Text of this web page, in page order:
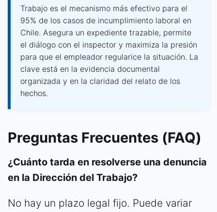
Trabajo es el mecanismo más efectivo para el
95% de los casos de incumplimiento laboral en
Chile. Asegura un expediente trazable, permite
el diálogo con el inspector y maximiza la presión
para que el empleador regularice la situación. La
clave está en la evidencia documental
organizada y en la claridad del relato de los
hechos.
Preguntas Frecuentes (FAQ)
¿Cuánto tarda en resolverse una denuncia
en la Dirección del Trabajo?
No hay un plazo legal fijo. Puede variar